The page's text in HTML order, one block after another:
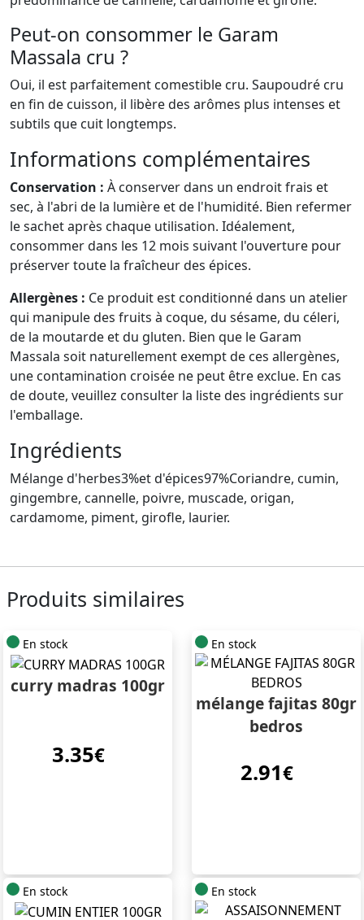
Peut-on consommer le Garam
Massala cru ?
Oui, il est parfaitement comestible cru. Saupoudré cru
en fin de cuisson, il libère des arômes plus intenses et
subtils que cuit longtemps.
Informations complémentaires
Conservation : À conserver dans un endroit frais et
sec, à l'abri de la lumière et de l'humidité. Bien refermer
le sachet après chaque utilisation. Idéalement,
consommer dans les 12 mois suivant l'ouverture pour
préserver toute la fraîcheur des épices.
Allergènes : Ce produit est conditionné dans un atelier
qui manipule des fruits à coque, du sésame, du céleri,
de la moutarde et du gluten. Bien que le Garam
Massala soit naturellement exempt de ces allergènes,
une contamination croisée ne peut être exclue. En cas
de doute, veuillez consulter la liste des ingrédients sur
l'emballage.
Ingrédients
Mélange d'herbes3%et d'épices97%Coriandre, cumin,
gingembre, cannelle, poivre, muscade, origan,
cardamome, piment, girofle, laurier.
Produits similaires
En stock
curry madras 100gr
3.35€
En stock
mélange fajitas 80gr
bedros
2.91€
En stock En stock